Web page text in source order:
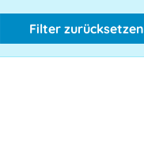
Filter zurücksetzen